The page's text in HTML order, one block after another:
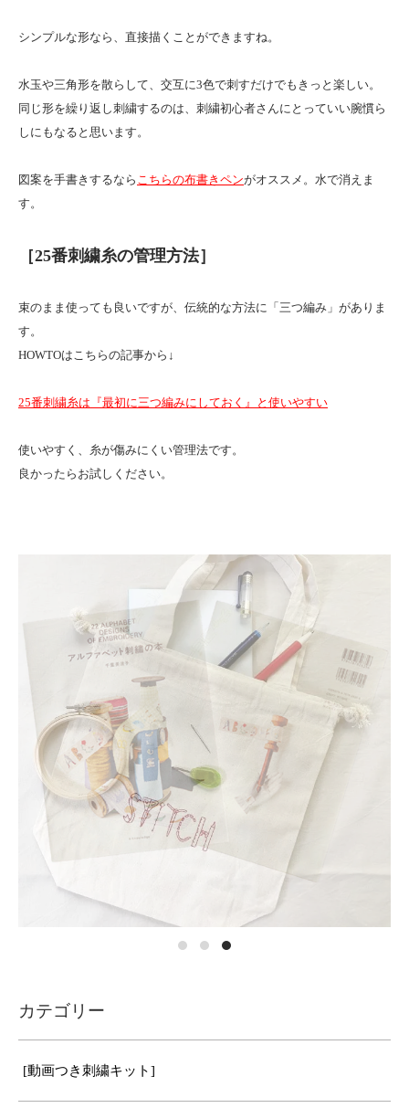
シンプルな形なら、直接描くことができますね。
水玉や三角形を散らして、交互に3色で刺すだけでもきっと楽しい。
同じ形を繰り返し刺繍するのは、刺繍初心者さんにとっていい腕慣ら
しにもなると思います。
図案を手書きするなら こちらの布書きペンがオススメ。水で消えま
す。
［25番刺繍糸の管理方法］
束のまま使っても良いですが、伝統的な方法に「三つ編み」がありま
す。
HOWTOはこちらの記事から↓
25番刺繍糸は『最初に三つ編みにしておく』と使いやすい
使いやすく、糸が傷みにくい管理法です。
良かったらお試しください。
カテゴリー
[動画つき刺繍キット]